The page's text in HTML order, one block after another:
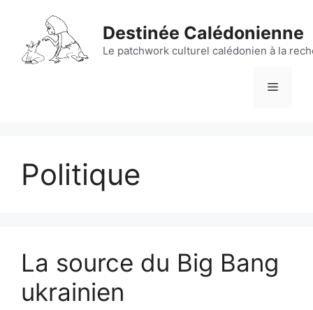
contenu
Destinée Calédonienne
Le patchwork culturel calédonien à la
Menu
Politique
La source du Big Bang
ukrainien